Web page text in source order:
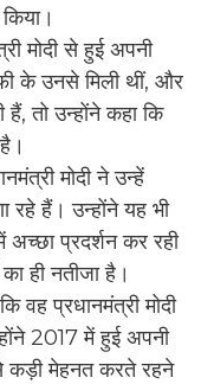
मोदी से हुई अपनी
के उनसे मिली थीं, और
तो उन्होंने कहा कि
मोदी ने उन्हें
रहे हैं। उन्होंने यह भी
प्रदर्शन कर रही
ही नतीजा है।
वह प्रधानमंत्री मोदी
2017 में हुई अपनी
कड़ी मेहनत करते रहने